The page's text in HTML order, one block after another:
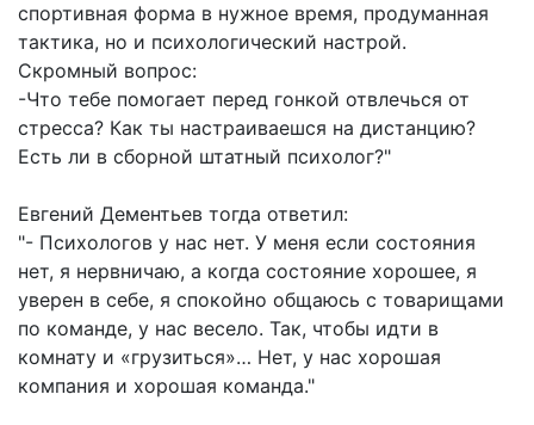
спортивная форма в нужное время, продуманная
тактика, но и психологический настрой.
Скромный вопрос:
-Что тебе помогает перед гонкой отвлечься от
стресса? Как ты настраиваешся на дистанцию?
Есть ли в сборной штатный психолог?"
Евгений Дементьев тогда ответил:
"- Психологов у нас нет. У меня если состояния
нет, я нервничаю, а когда состояние хорошее, я
уверен в себе, я спокойно общаюсь с товарищами
по команде, у нас весело. Так, чтобы идти в
комнату и «грузиться»… Нет, у нас хорошая
компания и хорошая команда."